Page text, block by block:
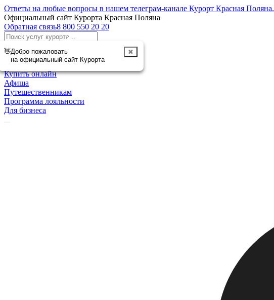
Ответы на любые вопросы в нашем телеграм-канале Курорт Красная Поляна.
Официальный сайт Курорта Красная Поляна
Обратная связь8 800 550 20 20
👋Добро пожаловать
на официальный сайт Курорта
✖
Отменить
Курорт
Чем заняться
Купить онлайн
Афиша
Путешественникам
Программа лояльности
Для бизнеса